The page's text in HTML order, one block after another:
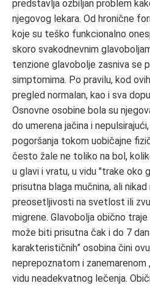
predstavlja ozbiljan problem
njegovog lekara. Od hronične
koje su teško funkcionalno
skoro svakodnevnim
tenzione glavobolje zasniva se
simptomima. Po pravilu, kod
pregled normalan, kao i sva
Osnovne osobine bola su
do umerena jačina i
pogoršanja tokom uobičajne
često žale ne toliko na bol,
u glavi i vratu, u vidu ″trake oko
prisutna blaga mučnina, ali
preosetljivosti na svetlost ili
migrene. Glavobolja obično
može biti prisutna čak i do 7
karakterističnih” osobina čini
neprepoznatom i
vidu neadekvatnog lečenja.